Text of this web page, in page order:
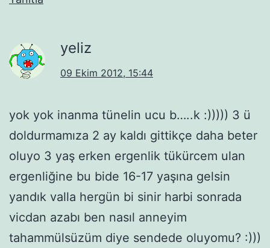
yeliz
09 Ekim 2012, 15:44
yok yok inanma tünelin ucu b…..k :))))) 3 ü
doldurmamıza 2 ay kaldı gittikçe daha beter
oluyo 3 yaş erken ergenlik tükürcem ulan
ergenliğine bu bide 16-17 yaşına gelsin
yandık valla hergün bi sinir harbi sonrada
vicdan azabı ben nasıl anneyim
tahammülsüzüm diye sendede oluyomu? :)))